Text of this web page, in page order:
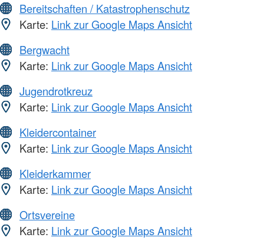
Bereitschaften / Katastrophenschutz
Karte: Link zur Google Maps Ansicht
Bergwacht
Karte: Link zur Google Maps Ansicht
Jugendrotkreuz
Karte: Link zur Google Maps Ansicht
Kleidercontainer
Karte: Link zur Google Maps Ansicht
Kleiderkammer
Karte: Link zur Google Maps Ansicht
Ortsvereine
Karte: Link zur Google Maps Ansicht